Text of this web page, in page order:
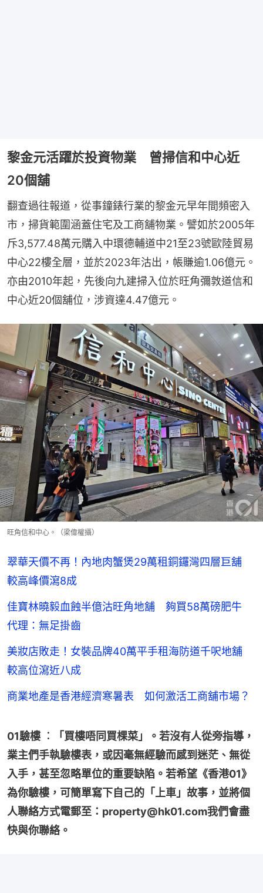
黎金元活躍於投資物業 曾掃信和中心近
20個舖
翻查過往報道，從事鐘錶行業的黎金元早年間頻密入
市，掃貨範圍涵蓋住宅及工商舖物業。譬如於2005年
斥3,577.48萬元購入中環德輔道中21至23號歐陸貿易
中心22樓全層，並於2023年沽出，帳賺逾1.06億元。
亦由2010年起，先後向九建掃入位於旺角彌敦道信和
中心近20個舖位，涉資達4.47億元。
旺角信和中心。（梁偉權攝）
翠華天價不再！內地肉蟹煲29萬租銅鑼灣四層巨舖
較高峰價瀉8成
佳寶林曉毅血蝕半億沽旺角地舖 夠買58萬磅肥牛
代理：無足掛齒
美妝店敗走！女裝品牌40萬平手租海防道千呎地舖
較高位瀉近八成
商業地產是香港經濟寒暑表 如何激活工商舖市場？
01驗樓 ︰「買樓唔同買棵菜」。若沒有人從旁指導，
業主們手執驗樓表，或因毫無經驗而感到迷茫、無從
入手，甚至忽略單位的重要缺陷。若希望《香港01》
為你驗樓，可簡單寫下自己的「上車」故事，並將個
人聯絡方式電郵至：property@hk01.com我們會盡
快與你聯絡。